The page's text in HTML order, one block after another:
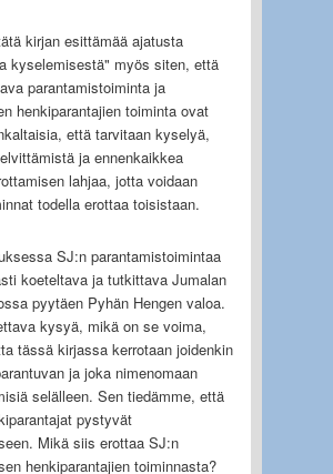
kirjan esittämää ajatusta
kyselemisestä" myös siten, että
parantamistoiminta ja
henkiparantajien toiminta ovat
että tarvitaan kyselyä,
ja ennenkaikkea
lahjaa, jotta voidaan
todella erottaa toisistaan.
SJ:n parantamistoimintaa
koeteltava ja tutkittava Jumalan
pyytäen Pyhän Hengen valoa.
kysyä, mikä on se voima,
tässä kirjassa kerrotaan joidenkin
ja joka nimenomaan
selälleen. Sen tiedämme, että
pystyvät
Mikä siis erottaa SJ:n
henkiparantajien toiminnasta?